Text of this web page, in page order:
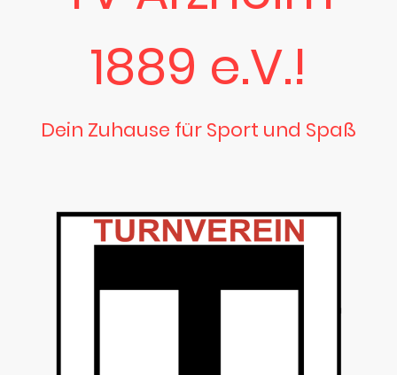
1889 e.V.!
Dein Zuhause für Sport und Spaß